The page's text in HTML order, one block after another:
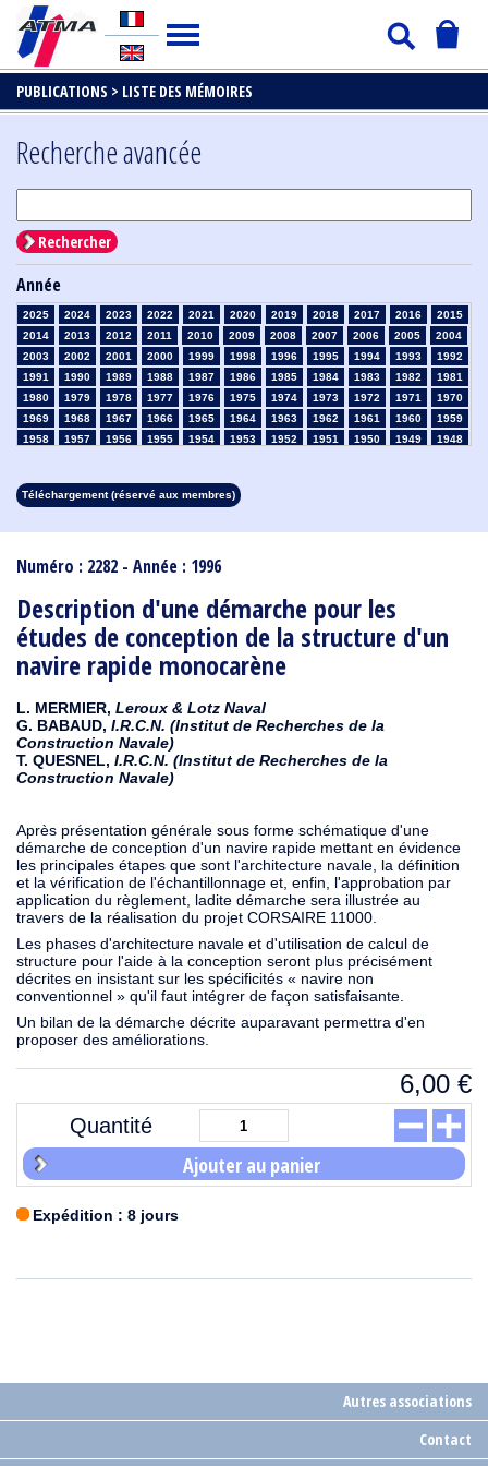
PUBLICATIONS > LISTE DES MÉMOIRES
Numéro : 2282 - Année : 1996
Description d'une démarche pour les
études de conception de la structure d'un
navire rapide monocarène
L. MERMIER, Leroux & Lotz Naval
G. BABAUD, I.R.C.N. (Institut de Recherches de la
Construction Navale)
T. QUESNEL, I.R.C.N. (Institut de Recherches de la
Construction Navale)
Après présentation générale sous forme schématique d'une
démarche de conception d'un navire rapide mettant en évidence
les principales étapes que sont l'architecture navale, la définition
et la vérification de l'échantillonnage et, enfin, l'approbation par
application du règlement, ladite démarche sera illustrée au
travers de la réalisation du projet CORSAIRE 11000.
Les phases d'architecture navale et d'utilisation de calcul de
structure pour l'aide à la conception seront plus précisément
décrites en insistant sur les spécificités « navire non
conventionnel » qu'il faut intégrer de façon satisfaisante.
Un bilan de la démarche décrite auparavant permettra d'en
proposer des améliorations.
6,00 €
Quantité
Ajouter au panier
Expédition : 8 jours
Recherche avancée
Rechercher
Année
2025 2024 2023 2022 2021 2020 2019 2018 2017 2016
2015
2014
2013 2012 2011 2010 2009 2008 2007 2006 2005
2004
2003
2002 2001 2000 1999 1998 1996 1995 1994 1993
1992
1991
1990 1989 1988 1987 1986 1985 1984 1983 1982
1981
1980
1979 1978 1977 1976 1975 1974 1973 1972 1971
1970
1969
1968 1967 1966 1965 1964 1963 1962 1961 1960
1959
1958
1957 1956 1955 1954 1953 1952 1951 1950 1949
1948
1913
1912 1911 1910 1909 1908
Téléchargement (réservé aux membres)
Autres associations
Contact